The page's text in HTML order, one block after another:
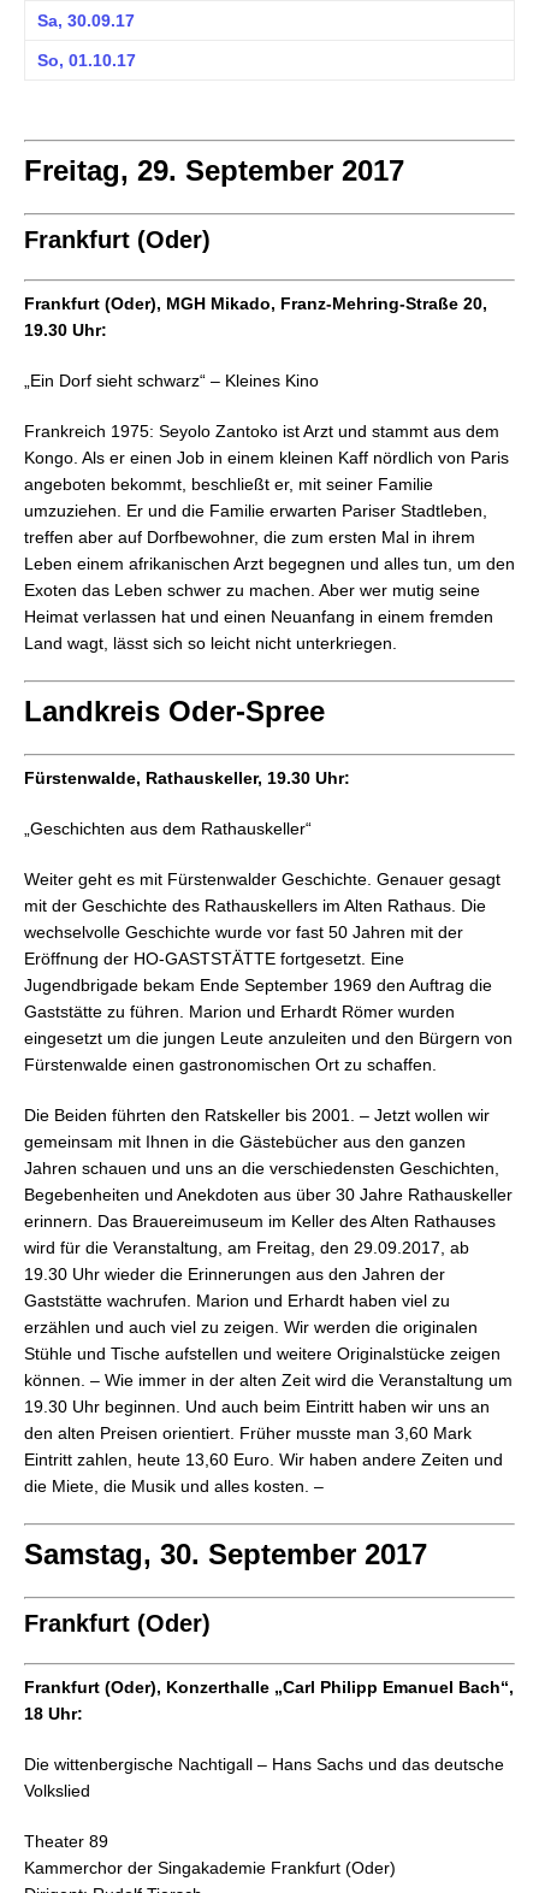
Sa, 30.09.17
So, 01.10.17
Freitag, 29. September 2017
Frankfurt (Oder)
Frankfurt (Oder), MGH Mikado, Franz-Mehring-Straße 20,
19.30 Uhr:
„Ein Dorf sieht schwarz“ – Kleines Kino
Frankreich 1975: Seyolo Zantoko ist Arzt und stammt aus dem
Kongo. Als er einen Job in einem kleinen Kaff nördlich von Paris
angeboten bekommt, beschließt er, mit seiner Familie
umzuziehen. Er und die Familie erwarten Pariser Stadtleben,
treffen aber auf Dorfbewohner, die zum ersten Mal in ihrem
Leben einem afrikanischen Arzt begegnen und alles tun, um den
Exoten das Leben schwer zu machen. Aber wer mutig seine
Heimat verlassen hat und einen Neuanfang in einem fremden
Land wagt, lässt sich so leicht nicht unterkriegen.
Landkreis Oder-Spree
Fürstenwalde, Rathauskeller, 19.30 Uhr:
„Geschichten aus dem Rathauskeller“
Weiter geht es mit Fürstenwalder Geschichte. Genauer gesagt
mit der Geschichte des Rathauskellers im Alten Rathaus. Die
wechselvolle Geschichte wurde vor fast 50 Jahren mit der
Eröffnung der HO-GASTSTÄTTE fortgesetzt. Eine
Jugendbrigade bekam Ende September 1969 den Auftrag die
Gaststätte zu führen. Marion und Erhardt Römer wurden
eingesetzt um die jungen Leute anzuleiten und den Bürgern von
Fürstenwalde einen gastronomischen Ort zu schaffen.
Die Beiden führten den Ratskeller bis 2001. – Jetzt wollen wir
gemeinsam mit Ihnen in die Gästebücher aus den ganzen
Jahren schauen und uns an die verschiedensten Geschichten,
Begebenheiten und Anekdoten aus über 30 Jahre Rathauskeller
erinnern. Das Brauereimuseum im Keller des Alten Rathauses
wird für die Veranstaltung, am Freitag, den 29.09.2017, ab
19.30 Uhr wieder die Erinnerungen aus den Jahren der
Gaststätte wachrufen. Marion und Erhardt haben viel zu
erzählen und auch viel zu zeigen. Wir werden die originalen
Stühle und Tische aufstellen und weitere Originalstücke zeigen
können. – Wie immer in der alten Zeit wird die Veranstaltung um
19.30 Uhr beginnen. Und auch beim Eintritt haben wir uns an
den alten Preisen orientiert. Früher musste man 3,60 Mark
Eintritt zahlen, heute 13,60 Euro. Wir haben andere Zeiten und
die Miete, die Musik und alles kosten. –
Samstag, 30. September 2017
Frankfurt (Oder)
Frankfurt (Oder), Konzerthalle „Carl Philipp Emanuel Bach“,
18 Uhr:
Die wittenbergische Nachtigall – Hans Sachs und das deutsche
Volkslied
Theater 89
Kammerchor der Singakademie Frankfurt (Oder)